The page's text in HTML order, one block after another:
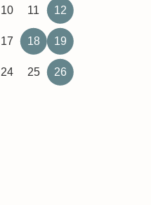
10 11 12
17 18 19
24 25 26